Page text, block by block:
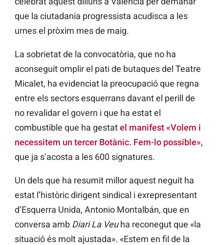
que la ciutadania progressista acudisca a les
urnes el pròxim mes de maig.
La sobrietat de la convocatòria, que no ha
aconseguit omplir el pati de butaques del Teatre
Micalet, ha evidenciat la preocupació que regna
entre els sectors esquerrans davant el perill de
no revalidar el govern i que ha estat el
combustible que ha gestatel manifest «Volem i
necessitem un tercer Botànic. Fem-lo possible»,
que ja s’acosta a les 600 signatures.
Un dels que ha resumit millor aquest neguit ha
estat l’històric dirigent sindical i exrepresentant
d’Esquerra Unida, Antonio Montalbán, que en
conversa amb Diari La Veuha reconegut que «la
situació és molt ajustada». «Estem en fil de la